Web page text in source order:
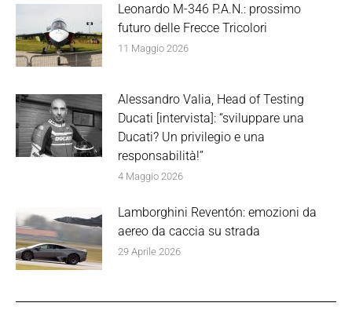
Leonardo M-346 P.A.N.: prossimo
futuro delle Frecce Tricolori
11 Maggio 2026
Alessandro Valia, Head of Testing
Ducati [intervista]: “sviluppare una
Ducati? Un privilegio e una
responsabilità!”
4 Maggio 2026
Lamborghini Reventón: emozioni da
aereo da caccia su strada
29 Aprile 2026